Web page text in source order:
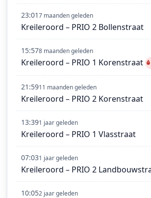
23:017 maanden geleden
Kreileroord – PRIO 2 Bollenstraat
15:578 maanden geleden
Kreileroord – PRIO 1 Korenstraat
21:5911 maanden geleden
Kreileroord – PRIO 2 Korenstraat
13:391 jaar geleden
Kreileroord – PRIO 1 Vlasstraat
07:031 jaar geleden
Kreileroord – PRIO 2
10:052 jaar geleden